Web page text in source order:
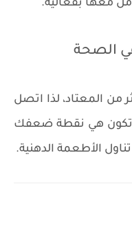
معها بفعالية.
الصحة
من المعتاد، لذا اتصل
تكون هي نقطة ضعفك
الأطعمة الدهنية.